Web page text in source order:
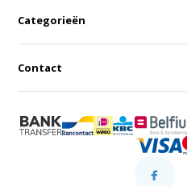
Categorieën
Contact